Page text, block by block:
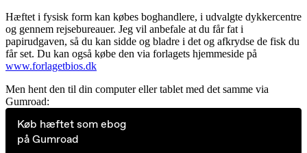
Hæftet i fysisk form kan købes boghandlere, i udvalgte dykkercentre
og gennem rejsebureauer. Jeg vil anbefale at du får fat i
papirudgaven, så du kan sidde og bladre i det og afkrydse de fisk du
får set. Du kan også købe den via forlagets hjemmeside på
www.forlagetbios.dk
Men hent den til din computer eller tablet med det samme via
Gumroad:
Køb hæftet som ebog
på Gumroad